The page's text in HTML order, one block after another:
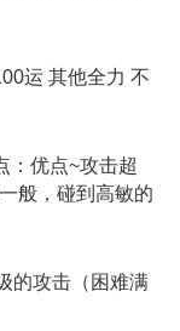
运 其他全力 不
优点~攻击超
般，碰到高敏的
攻击（困难满